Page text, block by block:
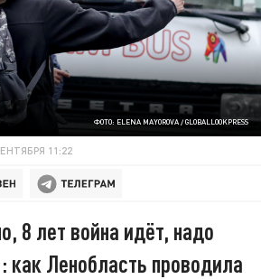
ФОТО: ELENA MAYOROVA / GLOBALLOOKPRESS
11:22
8 лет война идёт, надо
как Ленобласть проводила